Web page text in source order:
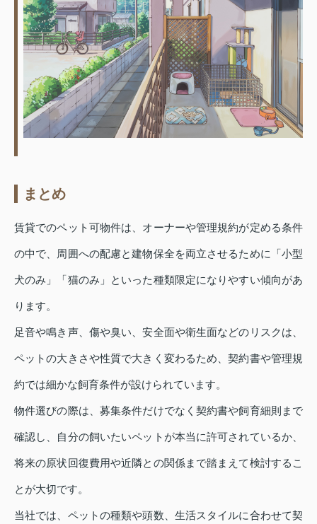
まとめ
賃貸でのペット可物件は、オーナーや管理規約が定める条件
の中で、周囲への配慮と建物保全を両立させるために「小型
犬のみ」「猫のみ」といった種類限定になりやすい傾向があ
ります。
足音や鳴き声、傷や臭い、安全面や衛生面などのリスクは、
ペットの大きさや性質で大きく変わるため、契約書や管理規
約では細かな飼育条件が設けられています。
物件選びの際は、募集条件だけでなく契約書や飼育細則まで
確認し、自分の飼いたいペットが本当に許可されているか、
将来の原状回復費用や近隣との関係まで踏まえて検討するこ
とが大切です。
当社では、ペットの種類や頭数、生活スタイルに合わせて契